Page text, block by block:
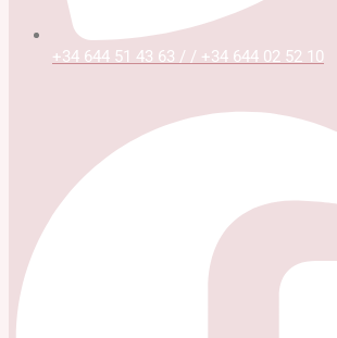
+34 644 51 43 63 / / +34 644 02 52 10